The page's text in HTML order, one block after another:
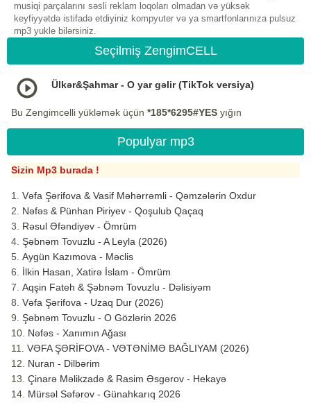
musiqi parçalarını səsli reklam loqoları olmadan və yüksək
keyfiyyətdə istifadə etdiyiniz kompyuter və ya smartfonlarınıza pulsuz
mp3 yukle bilərsiniz.
Seçilmiş ZengimCELL
Ülkər&Şahmar - O yar gəlir (TikTok versiya)
Bu Zengimcelli yükləmək üçün *185*6295#YES yığın
Populyar mp3
Sizin Mp3 burada !
Vəfa Şərifova & Vasif Məhərrəmli - Qəmzələrin Oxdur
Nəfəs & Pünhan Piriyev - Qoşulub Qaçaq
Rəsul Əfəndiyev - Ömrüm
Şəbnəm Tovuzlu - A Leyla (2026)
Aygün Kazımova - Məclis
İlkin Hasan, Xatirə İslam - Ömrüm
Aqşin Fateh & Şəbnəm Tovuzlu - Dəlisiyəm
Vəfa Şərifova - Uzaq Dur (2026)
Şəbnəm Tovuzlu - O Gözlərin 2026
Nəfəs - Xanımın Ağası
VƏFA ŞƏRİFOVA - VƏTƏNİMƏ BAĞLIYAM (2026)
Nuran - Dilbərim
Çinarə Məlikzadə & Rasim Əsgərov - Hekayə
Mürsəl Səfərov - Günahkarıq 2026